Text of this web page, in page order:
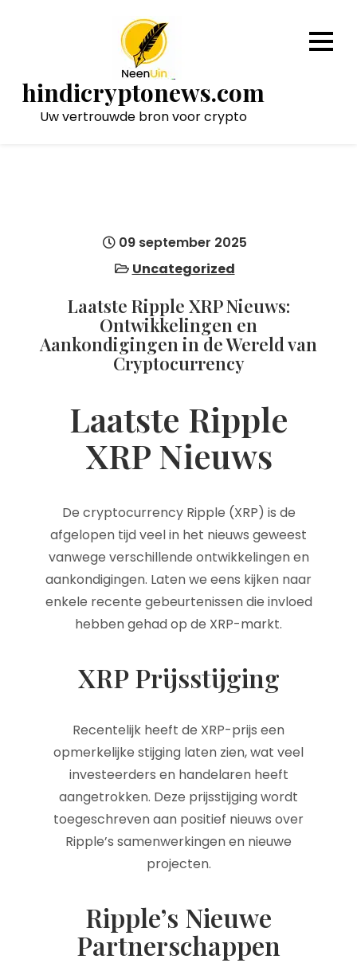
hindicryptonews.com
Uw vertrouwde bron voor crypto
09 september 2025
Uncategorized
Laatste Ripple XRP Nieuws:
Ontwikkelingen en
Aankondigingen in de Wereld van
Cryptocurrency
Laatste Ripple
XRP Nieuws
De cryptocurrency Ripple (XRP) is de
afgelopen tijd veel in het nieuws geweest
vanwege verschillende ontwikkelingen en
aankondigingen. Laten we eens kijken naar
enkele recente gebeurtenissen die invloed
hebben gehad op de XRP-markt.
XRP Prijsstijging
Recentelijk heeft de XRP-prijs een
opmerkelijke stijging laten zien, wat veel
investeerders en handelaren heeft
aangetrokken. Deze prijsstijging wordt
toegeschreven aan positief nieuws over
Ripple’s samenwerkingen en nieuwe
projecten.
Ripple’s Nieuwe
Partnerschappen